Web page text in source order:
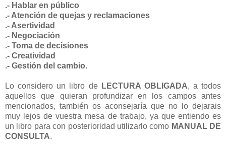
.- Hablar en público
.- Atención de quejas y reclamaciones
.- Asertividad
.- Negociación
.- Toma de decisiones
.- Creatividad
.- Gestión del cambio.
Lo considero un libro de LECTURA OBLIGADA, a todos
aquellos que quieran profundizar en los campos antes
mencionados, también os aconsejaría que no lo dejarais
muy lejos de vuestra mesa de trabajo, ya que entiendo es
un libro para con posterioridad utilizarlo como MANUAL DE
CONSULTA.